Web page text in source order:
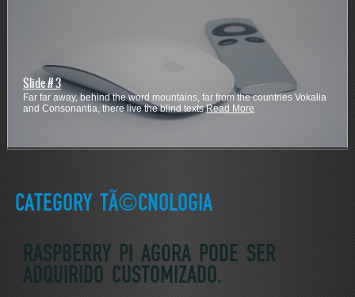
Slide # 3
Far far away, behind the word mountains, far from the countries Vokalia
and Consonantia, there live the blind textsRead More
CATEGORY TÃ©CNOLOGIA
RASPBERRY PI AGORA PODE SER
ADQUIRIDO CUSTOMIZADO.